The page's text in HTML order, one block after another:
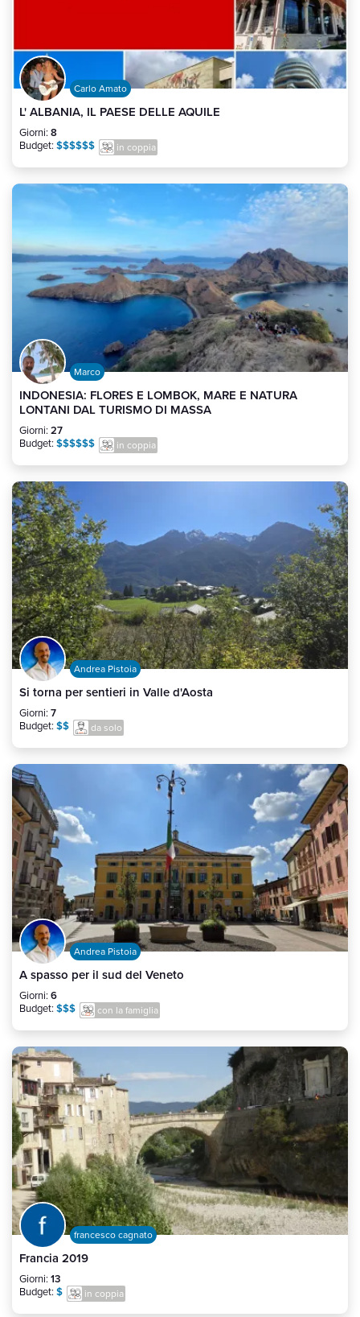
Carlo Amato
L' ALBANIA, IL PAESE DELLE AQUILE
Giorni: 8
Budget: $$$$$$ in coppia
Marco
INDONESIA: FLORES E LOMBOK, MARE E NATURA
LONTANI DAL TURISMO DI MASSA
Giorni: 27
Budget: $$$$$$ in coppia
Andrea Pistoia
Si torna per sentieri in Valle d'Aosta
Giorni: 7
Budget: $$ da solo
Andrea Pistoia
A spasso per il sud del Veneto
Giorni: 6
Budget: $$$ con la famiglia
francesco cagnato
Francia 2019
Giorni: 13
Budget: $ in coppia